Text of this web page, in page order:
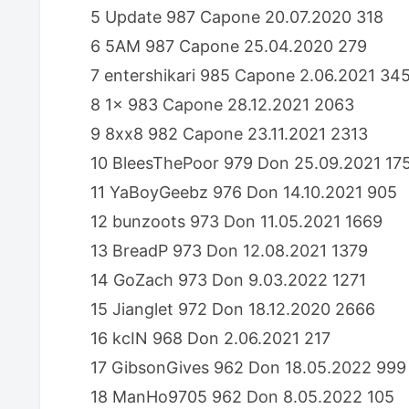
5 Update 987 Capone 20.07.2020 318
6 5AM 987 Capone 25.04.2020 279
7 entershikari 985 Capone 2.06.2021
8 1x 983 Capone 28.12.2021 2063
9 8xx8 982 Capone 23.11.2021 2313
10 BleesThePoor 979 Don 25.09.2021
11 YaBoyGeebz 976 Don 14.10.2021 905
12 bunzoots 973 Don 11.05.2021 1669
13 BreadP 973 Don 12.08.2021 1379
14 GoZach 973 Don 9.03.2022 1271
15 Jianglet 972 Don 18.12.2020 2666
16 kcIN 968 Don 2.06.2021 217
17 GibsonGives 962 Don 18.05.2022 999
18 ManHo9705 962 Don 8.05.2022 105